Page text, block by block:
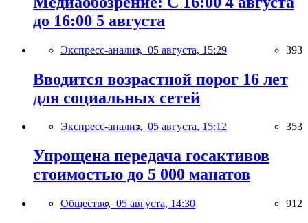
до 16:00 5 августа
Экспресс-анализ, 05 августа, 15:29 393
Вводится возрастной порог 16 лет
для социальных сетей
Экспресс-анализ, 05 августа, 15:12 353
Упрощена передача госактивов
стоимостью до 5 000 манатов
Общество, 05 августа, 14:30 912